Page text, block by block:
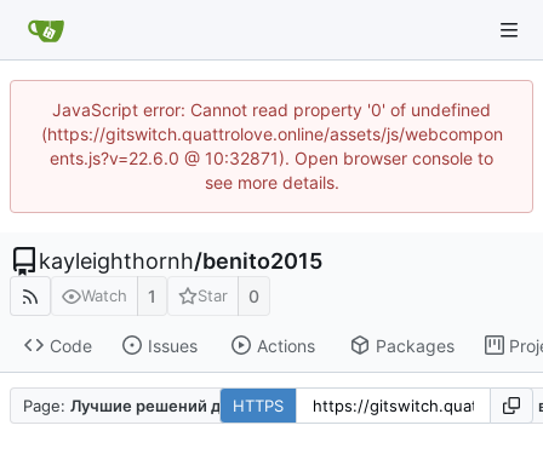
JavaScript error: Cannot read property '0' of undefined
(https://gitswitch.quattrolove.online/assets/js/webcompon
ents.js?v=22.6.0 @ 10:32871). Open browser console to
see more details.
kayleighthornh/benito2015
Watch 1 Star 0
Code Issues Actions Packages
Page: Лучшие решений для удалённой команды на что обратить
HTTPS